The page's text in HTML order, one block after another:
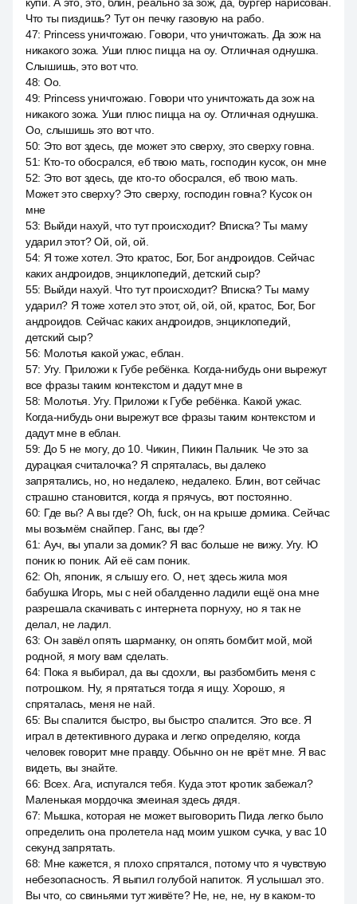
Что ты пиздишь? Тут он печку газовую на рабо.
47: Princess уничтожаю. Говори, что уничтожать. Да зож на
никакого зожа. Уши плюс пицца на оу. Отличная однушка.
Слышишь, это вот что.
48: Оо.
49: Princess уничтожаю. Говори что уничтожать да зож на
никакого зожа. Уши плюс пицца на оу. Отличная однушка.
Оо, слышишь это вот что.
50: Это вот здесь, где может это сверху, это сверху говна.
51: Кто-то обосрался, еб твою мать, господин кусок, он мне
52: Это вот здесь, где кто-то обосрался, еб твою мать.
Может это сверху? Это сверху, господин говна? Кусок он
мне
53: Выйди нахуй, что тут происходит? Вписка? Ты маму
ударил этот? Ой, ой, ой.
54: Я тоже хотел. Это кратос, Бог, Бог андроидов. Сейчас
каких андроидов, энциклопедий, детский сыр?
55: Выйди нахуй. Что тут происходит? Вписка? Ты маму
ударил? Я тоже хотел это этот, ой, ой, ой, кратос, Бог, Бог
андроидов. Сейчас каких андроидов, энциклопедий,
детский сыр?
56: Молотья какой ужас, еблан.
57: Угу. Приложи к Губе ребёнка. Когда-нибудь они вырежут
все фразы таким контекстом и дадут мне в
58: Молотья. Угу. Приложи к Губе ребёнка. Какой ужас.
Когда-нибудь они вырежут все фразы таким контекстом и
дадут мне в еблан.
59: До 5 не могу, до 10. Чикин, Пикин Пальчик. Че это за
дурацкая считалочка? Я спряталась, вы далеко
запрятались, но, но недалеко, недалеко. Блин, вот сейчас
страшно становится, когда я прячусь, вот постоянно.
60: Где вы? А вы где? Oh, fuck, он на крыше домика. Сейчас
мы возьмём снайпер. Ганс, вы где?
61: Ауч, вы упали за домик? Я вас больше не вижу. Угу. Ю
поник ю поник. Ай её сам поник.
62: Oh, японик, я слышу его. О, нет, здесь жила моя
бабушка Игорь, мы с ней обалденно ладили ещё она мне
разрешала скачивать с интернета порнуху, но я так не
делал, не ладил.
63: Он завёл опять шарманку, он опять бомбит мой, мой
родной, я могу вам сделать.
64: Пока я выбирал, да вы сдохли, вы разбомбить меня с
потрошком. Ну, я прятаться тогда я ищу. Хорошо, я
спряталась, меня не най.
65: Вы спалится быстро, вы быстро спалится. Это все. Я
играл в детективного дурака и легко определяю, когда
человек говорит мне правду. Обычно он не врёт мне. Я вас
видеть, вы знайте.
66: Всех. Ага, испугался тебя. Куда этот кротик забежал?
Маленькая мордочка змеиная здесь дядя.
67: Мышка, которая не может выговорить Пида легко было
определить она пролетела над моим ушком сучка, у вас 10
секунд запрятать.
68: Мне кажется, я плохо спрятался, потому что я чувствую
небезопасность. Я выпил голубой напиток. Я услышал это.
Вы что, со свиньями тут живёте? Не, не, не, ну в каком-то